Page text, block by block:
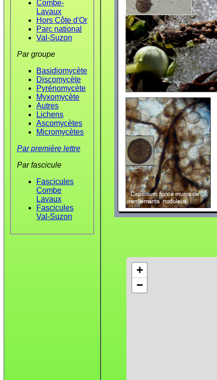
Combe-
Lavaux
Hors Côte d'Or
Parc national
Val-Suzon
Par groupe
Basidiomycète
Discomycète
Pyrénomycète
Myxomycète
Autres
Lichens
Ascomycètes
Micromycètes
Par première lettre
Par fascicule
Fascicules
Combe
Lavaux
Fascicules
Val-Suzon
+
−